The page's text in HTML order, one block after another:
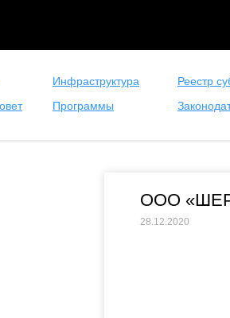
Инфраструктура
Реестр
Программы
ООО
28.12.2020